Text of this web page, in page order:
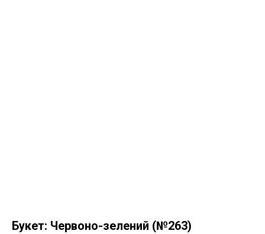
Букет: Червоно-зелений (№263)